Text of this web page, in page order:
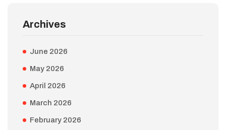
Archives
June 2026
May 2026
April 2026
March 2026
February 2026